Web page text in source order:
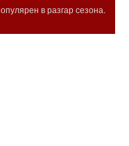
в разгар сезона.